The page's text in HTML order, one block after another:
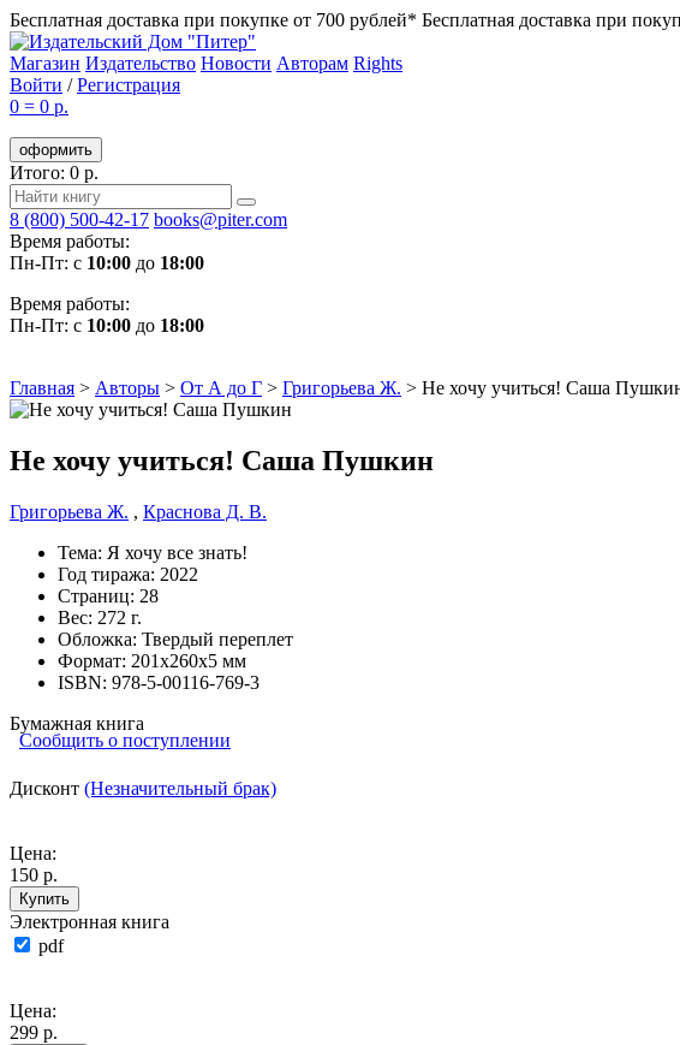
Бесплатная доставка при покупке от 700 рублей* Бесплатная доставка при
Магазин Издательство Новости Авторам Rights
Войти /Регистрация
0 = 0 р.
оформить
Итого: 0 р.
8 (800) 500-42-17 books@piter.com
Время работы:
Пн-Пт: с 10:00 до 18:00
Время работы:
Пн-Пт: с 10:00 до 18:00
Главная > Авторы > От А до Г > Григорьева Ж. > Не хочу учиться! Саша
Не хочу учиться! Саша Пушкин
Григорьева Ж. , Краснова Д. В.
Тема: Я хочу все знать!
Год тиража: 2022
Страниц: 28
Вес: 272 г.
Обложка: Твердый переплет
Формат: 201х260х5 мм
ISBN: 978-5-00116-769-3
Бумажная книга
Сообщить о поступлении
Дисконт (Незначительный брак)
Цена:
150 р.
Купить
Электронная книга
pdf
Цена:
299 р.